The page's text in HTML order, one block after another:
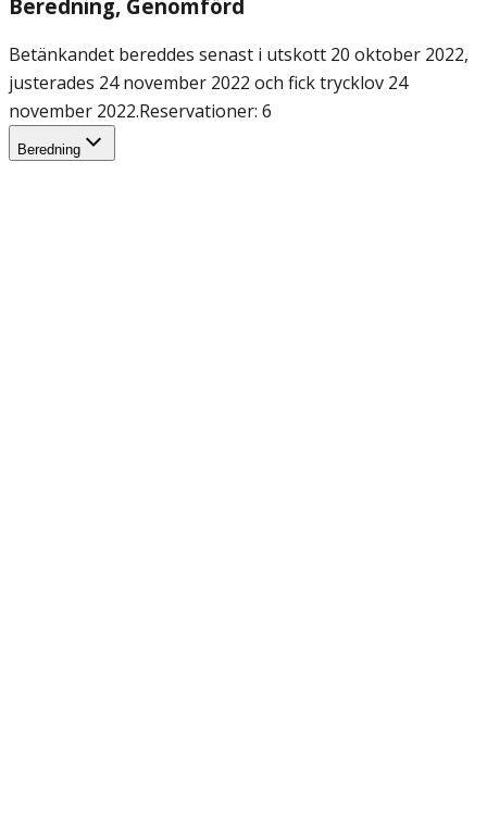
Beredning, Genomförd
Betänkandet bereddes senast i utskott 20 oktober 2022,
justerades 24 november 2022 och fick trycklov 24
november 2022.Reservationer: 6
Beredning